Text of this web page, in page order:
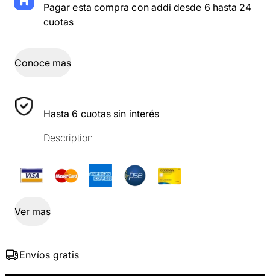
Pagar esta compra con addi desde 6 hasta 24
cuotas
Conoce mas
Hasta 6 cuotas sin interés
Description
Ver mas
Envíos gratis